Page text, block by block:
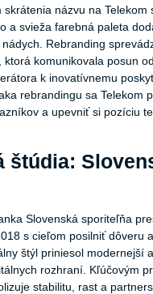
názvu na Telekom
a svieža farebná paleta
Rebranding
ktorá komunikovala posun
k inovatívnemu
rebrandingu sa Telekom
a upevniť si pozíciu
štúdia:
Slovenská sporiteľňa
s cieľom posilniť dôveru
štýl priniesol modernejší
rozhraní. Kľúčovým
stabilitu, rast a